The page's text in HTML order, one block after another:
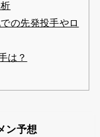
の先発投手やロ
は？
ン予想